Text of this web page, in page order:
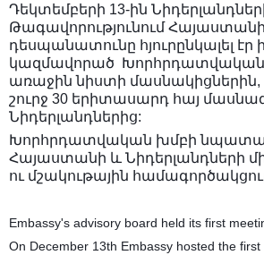
Դեկտեմբերի 13-ին
Թագավորությունում Հայաստանի
դեսպանատունը հյուրընկալել էր
կազմավորած Խորհրդատվական
առաջին նիստի մասնակիցներին,
շուրջ 30 երիտասարդ հայ
Նիդերլանդներից:
Խորհրդատվական խմբի
Հայաստանի և Նիդերլանդների
ու մշակութային
Embassy's advisory board held its first
On December 13th Embassy hosted the